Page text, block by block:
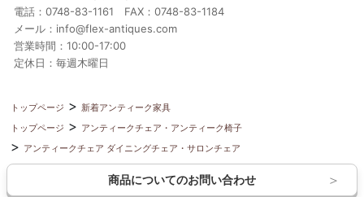
電話：0748-83-1161 FAX：0748-83-1184
メール：info@flex-antiques.com
営業時間：10:00-17:00
定休日：毎週木曜日
トップページ
新着アンティーク家具
トップページ
アンティークチェア・アンティーク椅子
アンティークチェア ダイニングチェア・サロンチェア
商品についてのお問い合わせ